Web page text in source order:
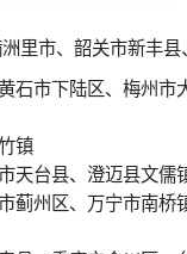
里市、韶关市新丰
市下陆区、梅州市
镇
天台县、澄迈县文儒
蓟州区、万宁市南桥